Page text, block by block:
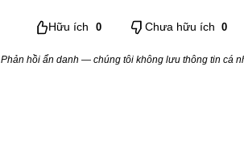
Hữu ích 0 Chưa hữu ích 0
Phản hồi ẩn danh — chúng tôi không lưu thông tin cá